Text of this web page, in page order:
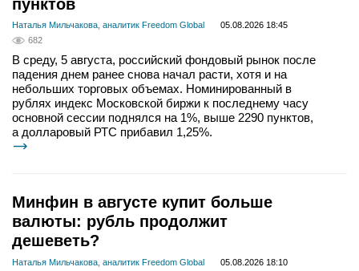
пунктов
Наталья Мильчакова, аналитик Freedom Global
05.08.2026 18:45
682
В среду, 5 августа, российский фондовый рынок после
падения днем ранее снова начал расти, хотя и на
небольших торговых объемах. Номинированный в
рублях индекс Московской биржи к последнему часу
основной сессии поднялся на 1%, выше 2290 пунктов,
а долларовый РТС прибавил 1,25%.
Минфин в августе купит больше
валюты: рубль продолжит
дешеветь?
Наталья Мильчакова, аналитик Freedom Global
05.08.2026 18:10